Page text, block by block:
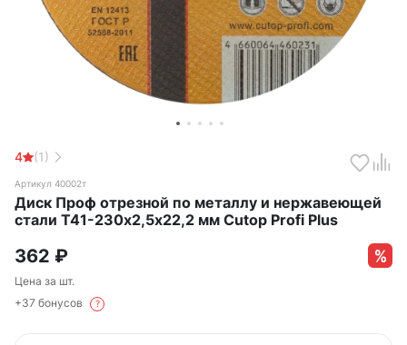
4 (1)
Артикул 40002т
Диск Проф отрезной по металлу и нержавеющей
стали Т41-230х2,5х22,2 мм Cutop Profi Plus
362 ₽
Цена за шт.
+37 бонусов
?